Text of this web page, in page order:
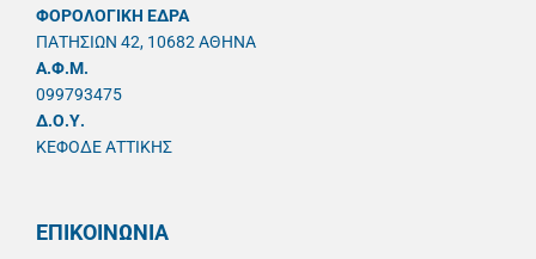
ΦΟΡΟΛΟΓΙΚΗ ΕΔΡΑ
ΠΑΤΗΣΙΩΝ 42, 10682 ΑΘΗΝΑ
A.Φ.Μ.
099793475
Δ.Ο.Υ.
ΚΕΦΟΔΕ ΑΤΤΙΚΗΣ
ΕΠΙΚΟΙΝΩΝΙΑ